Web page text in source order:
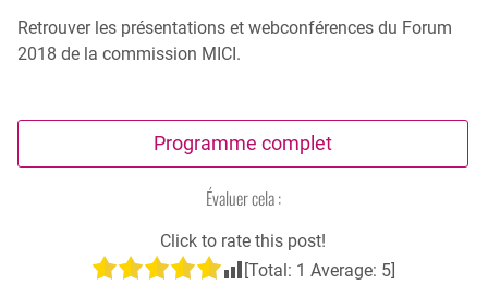
Retrouver les présentations et webconférences du Forum
2018 de la commission MICI.
Programme complet
Évaluer cela :
Click to rate this post!
[Total: 1 Average: 5]
Motricité
Cellule d’Aide à la Recherche Clinique
Rectum et anus
Qu’est-ce que la coloscopie ?